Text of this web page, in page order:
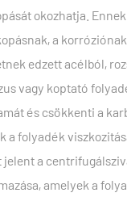
okozhatja.
a
edzett acélból,
vagy koptató
és csökkenti a
a folyadék
a
amelyek a